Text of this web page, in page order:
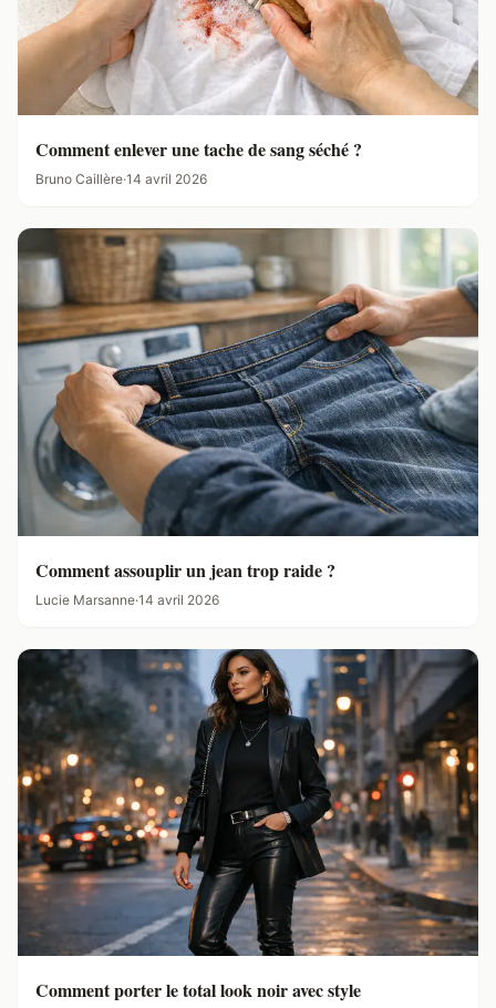
Comment enlever une tache de sang séché ?
Bruno Caillère·14 avril 2026
Comment assouplir un jean trop raide ?
Lucie Marsanne·14 avril 2026
Comment porter le total look noir avec style